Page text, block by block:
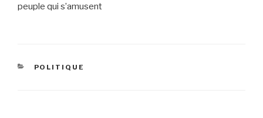
peuple qui s’amusent
CATEGORIES
POLITIQUE